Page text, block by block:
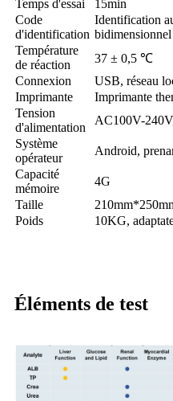
Temps d'essai
15min
Code
d'identification
Identification
Température
de réaction
37 ± 0,5 ℃
Connexion
USB, réseau
Imprimante
Imprimante
Tension
d'alimentation
AC100V-
Système
opérateur
Android,
Capacité
mémoire
4G
Taille
Poids
10KG,
Éléments de test